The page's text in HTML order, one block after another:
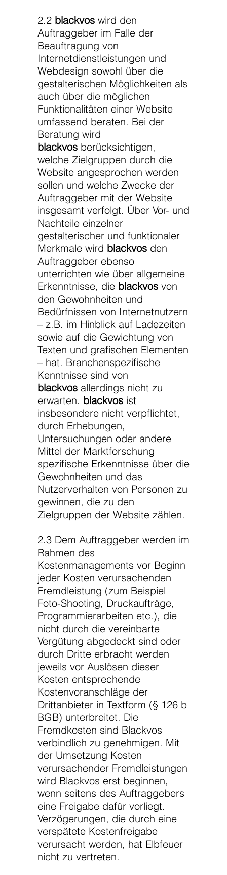
2.2 blackvos wird den
Auftraggeber im Falle der
Beauftragung von
Internetdienstleistungen und
Webdesign sowohl über die
gestalterischen Möglichkeiten als
auch über die möglichen
Funktionalitäten einer Website
umfassend beraten. Bei der
Beratung wird
blackvos berücksichtigen,
welche Zielgruppen durch die
Website angesprochen werden
sollen und welche Zwecke der
Auftraggeber mit der Website
insgesamt verfolgt. Über Vor- und
Nachteile einzelner
gestalterischer und funktionaler
Merkmale wird blackvos den
Auftraggeber ebenso
unterrichten wie über allgemeine
Erkenntnisse, die blackvos von
den Gewohnheiten und
Bedürfnissen von Internetnutzern
– z.B. im Hinblick auf Ladezeiten
sowie auf die Gewichtung von
Texten und grafischen Elementen
– hat. Branchenspezifische
Kenntnisse sind von
blackvos allerdings nicht zu
erwarten. blackvos ist
insbesondere nicht verpflichtet,
durch Erhebungen,
Untersuchungen oder andere
Mittel der Marktforschung
spezifische Erkenntnisse über die
Gewohnheiten und das
Nutzerverhalten von Personen zu
gewinnen, die zu den
Zielgruppen der Website zählen.
2.3 Dem Auftraggeber werden im
Rahmen des
Kostenmanagements vor Beginn
jeder Kosten verursachenden
Fremdleistung (zum Beispiel
Foto-Shooting, Druckaufträge,
Programmierarbeiten etc.), die
nicht durch die vereinbarte
Vergütung abgedeckt sind oder
durch Dritte erbracht werden
jeweils vor Auslösen dieser
Kosten entsprechende
Kostenvoranschläge der
Drittanbieter in Textform (§ 126 b
BGB) unterbreitet. Die
Fremdkosten sind Blackvos
verbindlich zu genehmigen. Mit
der Umsetzung Kosten
verursachender Fremdleistungen
wird Blackvos erst beginnen,
wenn seitens des Auftraggebers
eine Freigabe dafür vorliegt.
Verzögerungen, die durch eine
verspätete Kostenfreigabe
verursacht werden, hat Elbfeuer
nicht zu vertreten.